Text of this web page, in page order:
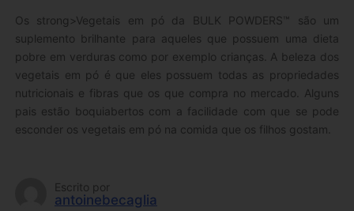
Os strong>Vegetais em pó da BULK POWDERS™ são um
suplemento brilhante para aqueles que possuem uma dieta
pobre em verduras como por exemplo crianças. A beleza dos
vegetais em pó é que eles possuem todas as propriedades
nutricionais e fibras que os que compra no mercado. Alguns
pais estão boquiabertos com a facilidade com que se pode
esconder os vegetais em pó na comida que os filhos gostam.
Escrito por
antoinebecaglia